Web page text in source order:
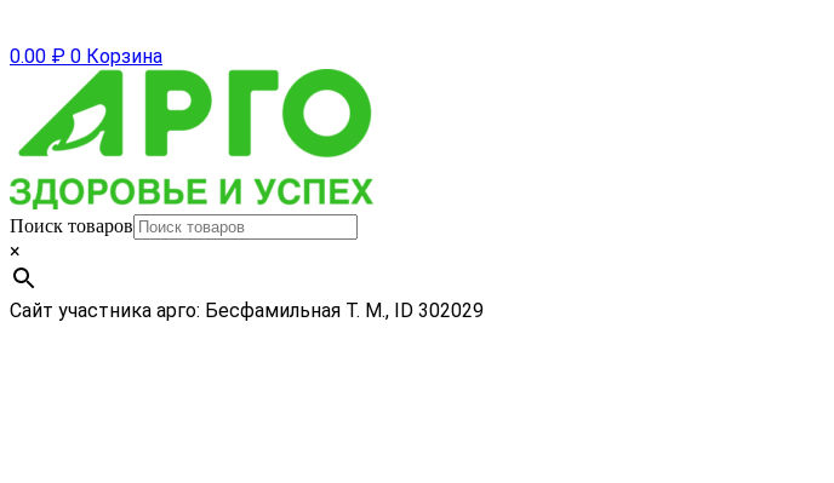
0.00 ₽ 0 Корзина
Поиск товаров
×
Сайт участника арго: Бесфамильная Т. М., ID 302029